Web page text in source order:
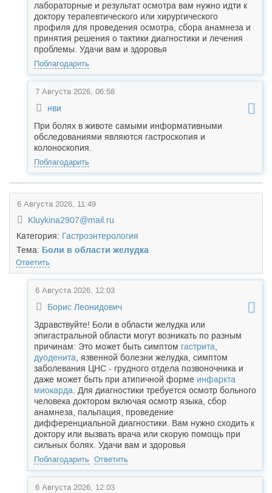
лабораторные и результат осмотра вам нужно идти к
доктору терапевтического или хирургического
профиля для проведения осмотра, сбора анамнеза и
принятия решения о тактики диагностики и лечения
проблемы. Удачи вам и здоровья
Поблагодарить
7 Августа 2026, 06:58
нви
При болях в животе самыми информативными
обследованиями являются гастроскопия и
колоноскопия.
Поблагодарить
6 Августа 2026, 11:49
Kluykina2907@mail.ru
Категория: Гастроэнтерология
Тема: Боли в области желудка
Ответить
6 Августа 2026, 12:03
Борис Леонидович
Здравствуйте! Боли в области желудка или
эпигастральной области могут возникать по разным
причинам: Это может быть симптом гастрита
дуоденита , язвенной болезни желудка, симптом
заболевания ЦНС - грудного отдела позвоночника и
даже может быть при атипичной форме инфаркта
миокарда . Для диагностики требуется осмотр больного
человека доктором включая осмотр языка, сбор
анамнеза, пальпация, проведение
дифференциальной диагностики. Вам нужно сходить к
доктору или вызвать врача или скорую помощь при
сильных болях. Удачи вам и здоровья
Поблагодарить Ответить
6 Августа 2026, 12:03